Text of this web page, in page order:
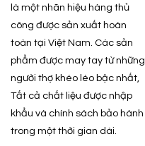
là một nhãn hiệu hàng thủ
công được sản xuất hoàn
toàn tại Việt Nam. Các sản
phẩm được may tay từ những
người thợ khéo léo bậc nhất,
Tất cả chất liệu được nhập
khẩu và chính sách bảo hành
trong một thời gian dài.